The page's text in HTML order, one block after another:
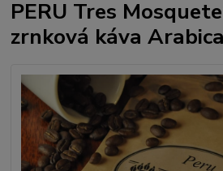
PERU Tres
zrnková káva Arabica